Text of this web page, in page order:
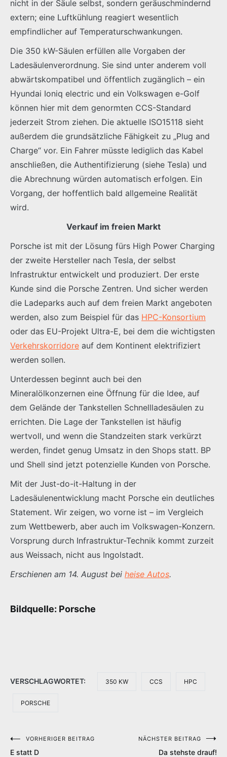
nicht in der Säule selbst, sondern geräuschmindernd
extern; eine Luftkühlung reagiert wesentlich
empfindlicher auf Temperaturschwankungen.
Die 350 kW-Säulen erfüllen alle Vorgaben der
Ladesäulenverordnung. Sie sind unter anderem voll
abwärtskompatibel und öffentlich zugänglich – ein
Hyundai Ioniq electric und ein Volkswagen e-Golf
können hier mit dem genormten CCS-Standard
jederzeit Strom ziehen. Die aktuelle ISO15118 sieht
außerdem die grundsätzliche Fähigkeit zu „Plug and
Charge“ vor. Ein Fahrer müsste lediglich das Kabel
anschließen, die Authentifizierung (siehe Tesla) und
die Abrechnung würden automatisch erfolgen. Ein
Vorgang, der hoffentlich bald allgemeine Realität
wird.
Verkauf im freien Markt
Porsche ist mit der Lösung fürs High Power Charging
der zweite Hersteller nach Tesla, der selbst
Infrastruktur entwickelt und produziert. Der erste
Kunde sind die Porsche Zentren. Und sicher werden
die Ladeparks auch auf dem freien Markt angeboten
werden, also zum Beispiel für das HPC-Konsortium
oder das EU-Projekt Ultra-E, bei dem die wichtigsten
Verkehrskorridore auf dem Kontinent elektrifiziert
werden sollen.
Unterdessen beginnt auch bei den
Mineralölkonzernen eine Öffnung für die Idee, auf
dem Gelände der Tankstellen Schnellladesäulen zu
errichten. Die Lage der Tankstellen ist häufig
wertvoll, und wenn die Standzeiten stark verkürzt
werden, findet genug Umsatz in den Shops statt. BP
und Shell sind jetzt potenzielle Kunden von Porsche.
Mit der Just-do-it-Haltung in der
Ladesäulenentwicklung macht Porsche ein deutliches
Statement. Wir zeigen, wo vorne ist – im Vergleich
zum Wettbewerb, aber auch im Volkswagen-Konzern.
Vorsprung durch Infrastruktur-Technik kommt zurzeit
aus Weissach, nicht aus Ingolstadt.
Erschienen am 14. August bei heise Autos.
Bildquelle: Porsche
VERSCHLAGWORTET: 350 KW CCS HPC
PORSCHE
Beitragsnavigation
VORHERIGER BEITRAG
E statt D
NÄCHSTER BEITRAG
Da stehste drauf!